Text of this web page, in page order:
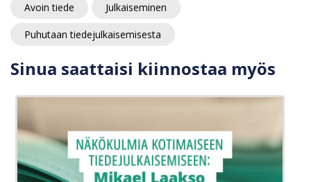
Avoin tiede Julkaiseminen
Puhutaan tiedejulkaisemisesta
Sinua saattaisi kiinnostaa myös